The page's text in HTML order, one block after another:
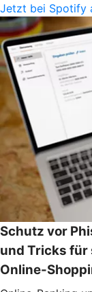
Jetzt bei Spotify
Schutz vor
und Tricks für
Online-